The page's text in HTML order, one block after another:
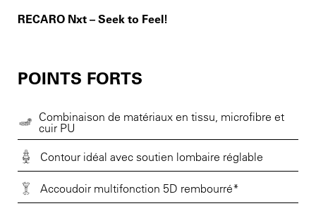
RECARO Nxt – Seek to Feel!
POINTS FORTS
Combinaison de matériaux en tissu, microfibre et
cuir PU
Contour idéal avec soutien lombaire réglable
Accoudoir multifonction 5D rembourré*